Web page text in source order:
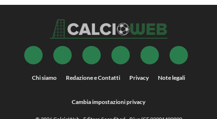
Chi siamo Redazione e Contatti Privacy Note legali
Cambia impostazioni privacy